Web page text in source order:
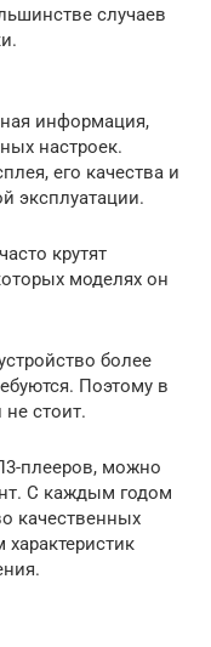
случаев
информация,
настроек.
его качества и
эксплуатации.
крутят
моделях он
более
Поэтому в
не стоит.
плееров, можно
С каждым годом
качественных